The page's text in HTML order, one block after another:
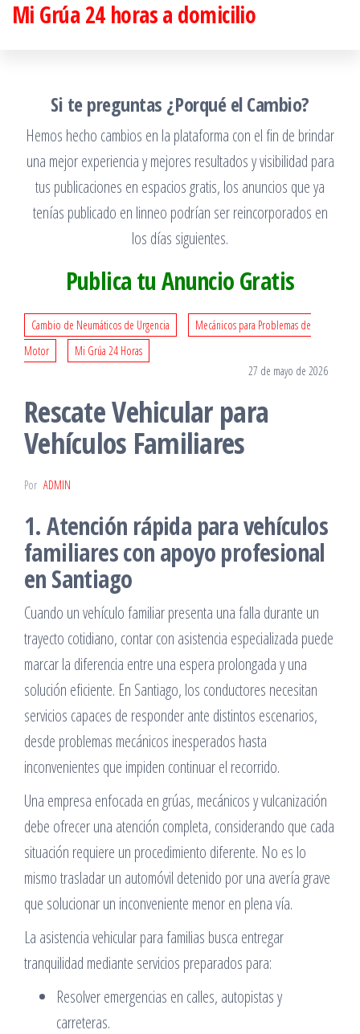
SaltarMi Grúa 24 horas a domicilio
Si te preguntas ¿Porqué el Cambio?
Hemos hecho cambios en la plataforma con el fin de brindar
una mejor experiencia y mejores resultados y visibilidad para
tus publicaciones en espacios gratis, los anuncios que ya
tenías publicado en linneo podrían ser reincorporados en
los días siguientes.
Publica tu Anuncio Gratis
Cambio de Neumáticos de Urgencia
Mecánicos para Problemas de
Motor
Mi Grúa 24 Horas
27 de mayo de 2026
Rescate Vehicular para
Vehículos Familiares
Por ADMIN
1. Atención rápida para vehículos
familiares con apoyo profesional
en Santiago
Cuando un vehículo familiar presenta una falla durante un
trayecto cotidiano, contar con asistencia especializada puede
marcar la diferencia entre una espera prolongada y una
solución eficiente. En Santiago, los conductores necesitan
servicios capaces de responder ante distintos escenarios,
desde problemas mecánicos inesperados hasta
inconvenientes que impiden continuar el recorrido.
Una empresa enfocada en grúas, mecánicos y vulcanización
debe ofrecer una atención completa, considerando que cada
situación requiere un procedimiento diferente. No es lo
mismo trasladar un automóvil detenido por una avería grave
que solucionar un inconveniente menor en plena vía.
La asistencia vehicular para familias busca entregar
tranquilidad mediante servicios preparados para:
Resolver emergencias en calles, autopistas y
carreteras.